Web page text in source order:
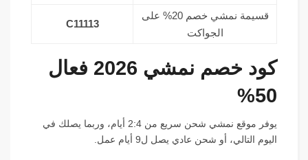
قسيمة نمشي خصم 20% على
الجواكت
C11113
كود خصم نمشي 2026 فعال
50%
يوفر موقع نمشي شحن سريع من 2:4 أيام، وربما يصلك في
اليوم التالي، أو شحن عادي يصل ل9 أيام عمل.